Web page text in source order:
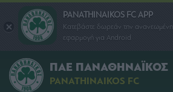
PANATHINAIKOS FC APP
Κατεβάστε δωρεάν την ανανεωμένη
εφαρμογή για Android
ΠΑΕ ΠΑΝΑΘΗΝΑΪΚΟΣ
PANATHINAIKOS FC